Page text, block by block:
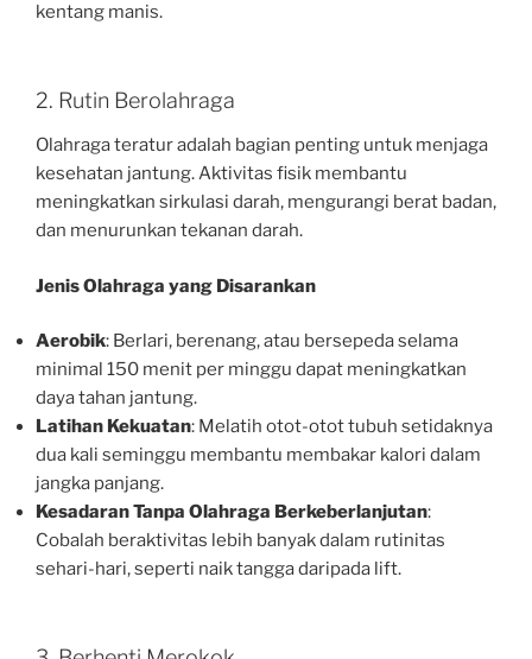
kentang manis.
2. Rutin Berolahraga
Olahraga teratur adalah bagian penting untuk menjaga
kesehatan jantung. Aktivitas fisik membantu
meningkatkan sirkulasi darah, mengurangi berat badan,
dan menurunkan tekanan darah.
Jenis Olahraga yang Disarankan
Aerobik: Berlari, berenang, atau bersepeda selama
minimal 150 menit per minggu dapat meningkatkan
daya tahan jantung.
Latihan Kekuatan: Melatih otot-otot tubuh setidaknya
dua kali seminggu membantu membakar kalori dalam
jangka panjang.
Kesadaran Tanpa Olahraga Berkeberlanjutan:
Cobalah beraktivitas lebih banyak dalam rutinitas
sehari-hari, seperti naik tangga daripada lift.